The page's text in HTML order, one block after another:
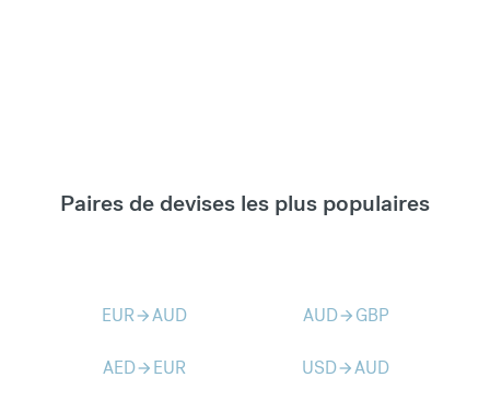
Paires de devises les plus populaires
EURarrow_forwardAUD AUDarrow_forward GBP
AEDarrow_forward EUR USDarrow_forwardAUD